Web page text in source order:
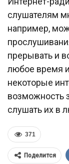
слушателям
например,
прерывать и
любое время
некоторые
возможность
слушать их в
371
Поделится